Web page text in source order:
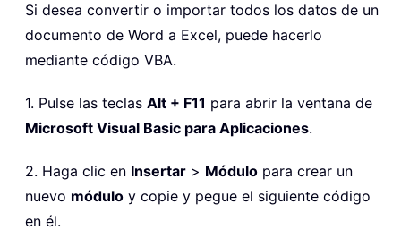
Si desea convertir o importar todos los datos de un
documento de Word a Excel, puede hacerlo
mediante código VBA.
1. Pulse las teclas Alt + F11 para abrir la ventana de
Microsoft Visual Basic para Aplicaciones.
2. Haga clic en Insertar > Módulo para crear un
nuevo módulo y copie y pegue el siguiente código
en él.